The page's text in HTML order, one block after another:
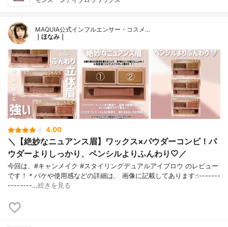
MAQUIA公式インフルエンサー・コスメ…
｜ほなみ｜
4.00
＼【絶妙なニュアンス眉】ワックス×パウダーコンビ！パ
ウダーよりしっかり、ペンシルよりふんわり🤍／
今回は、#キャンメイク #スタイリングデュアルアイブロウ のレビュー
です！＊パケや使用感などの詳細は、 画像に記載してあります☝︎-------
--------…続きを見る